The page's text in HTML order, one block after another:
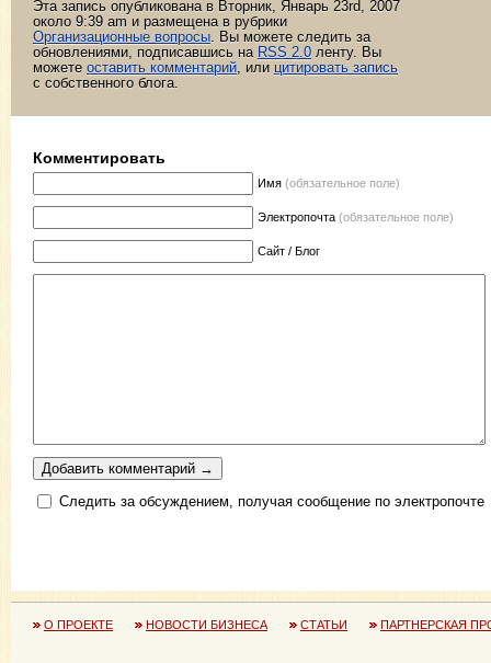
Эта запись опубликована в Вторник, Январь 23rd, 2007
около 9:39 am и размещена в рубрики
Организационные вопросы. Вы можете следить за
обновлениями, подписавшись на RSS 2.0 ленту. Вы
можете оставить комментарий, или цитировать запись
с собственного блога.
Комментировать
Имя (обязательное поле)
Электропочта (обязательное поле)
Сайт / Блог
Следить за обсуждением, получая сообщение по электропочте
О ПРОЕКТЕ НОВОСТИ БИЗНЕСА СТАТЬИ ПАРТНЕРСКАЯ